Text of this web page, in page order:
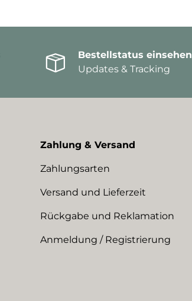
Bestellstatus einsehen
Updates & Tracking
Zahlung & Versand
Zahlungsarten
Versand und Lieferzeit
Rückgabe und Reklamation
Anmeldung / Registrierung